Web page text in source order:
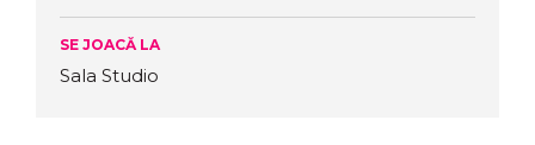
SE JOACĂ LA
Sala Studio